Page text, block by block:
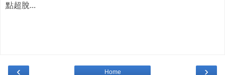
點超脫...
‹ ›
Home